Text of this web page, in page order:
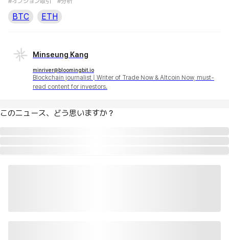
BTC ETH
Minseung Kang
minriver@bloomingbit.io
Blockchain journalist | Writer of Trade Now & Altcoin Now, must-
read content for investors.
このニュース、どう思いますか？